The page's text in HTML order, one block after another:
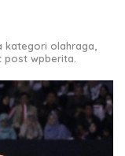
olahraga,
wpberita.